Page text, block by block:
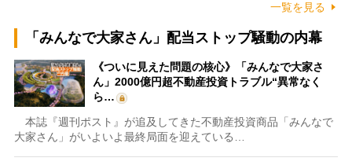
一覧を見る
「みんなで大家さん」配当ストップ騒動の内幕
《ついに見えた問題の核心》「みんなで大家さ
ん」2000億円超不動産投資トラブル“異常なく
ら…
本誌『週刊ポスト』が追及してきた不動産投資商品「みんなで
大家さん」がいよいよ最終局面を迎えている…